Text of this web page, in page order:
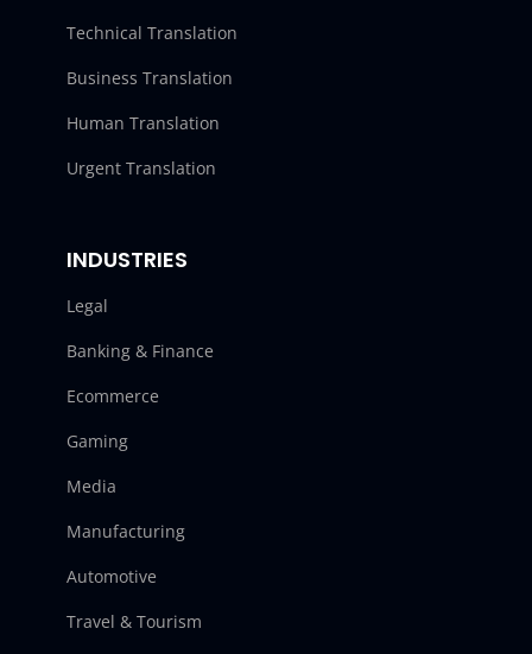
Technical Translation
Business Translation
Human Translation
Urgent Translation
INDUSTRIES
Legal
Banking & Finance
Ecommerce
Gaming
Media
Manufacturing
Automotive
Travel & Tourism